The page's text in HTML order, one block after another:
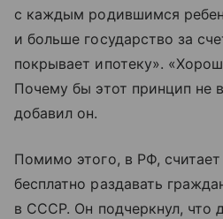
с каждым родившимся
и больше государство за
покрывает ипотеку».
Почему бы этот принцип не
добавил он.
Помимо этого, в РФ,
бесплатно раздавать
в СССР. Он подчеркнул, что